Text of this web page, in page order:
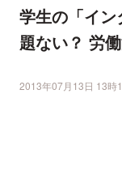
学生の「イ
題ない？ 労
2013年07月13日 13時